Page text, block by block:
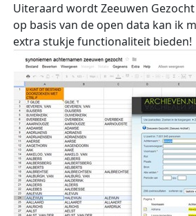
Uiteraard wordt Zeeuwen
op basis van de open data kan ik
extra stukje functionaliteit bieden!